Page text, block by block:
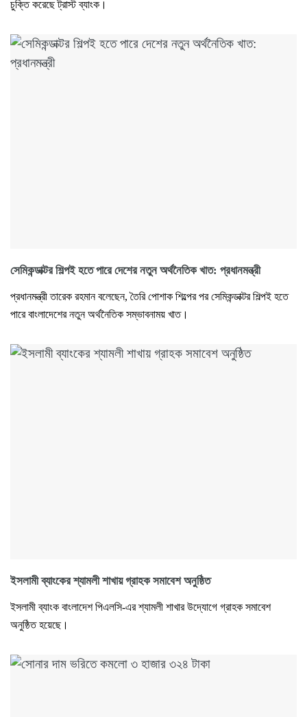
চুক্তি করেছে ট্রাস্ট ব্যাংক।
সেমিকন্ডাক্টর শিল্পই হতে পারে দেশের নতুন অর্থনৈতিক খাত: প্রধানমন্ত্রী
প্রধানমন্ত্রী তারেক রহমান বলেছেন, তৈরি পোশাক শিল্পের পর সেমিকন্ডাক্টর শিল্পই হতে
পারে বাংলাদেশের নতুন অর্থনৈতিক সম্ভাবনাময় খাত।
ইসলামী ব্যাংকের শ্যামলী শাখায় গ্রাহক সমাবেশ অনুষ্ঠিত
ইসলামী ব্যাংক বাংলাদেশ পিএলসি-এর শ্যামলী শাখার উদ্যোগে গ্রাহক সমাবেশ
অনুষ্ঠিত হয়েছে।